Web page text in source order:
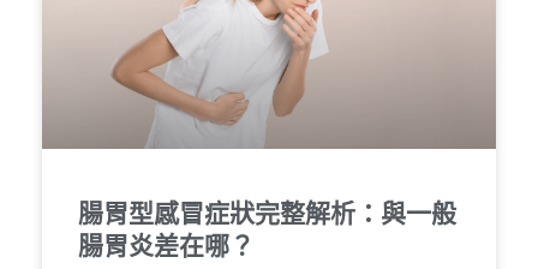
腸胃型感冒症狀完整解析：與一般
腸胃炎差在哪？